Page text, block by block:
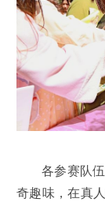
各参赛队
奇趣味，在真